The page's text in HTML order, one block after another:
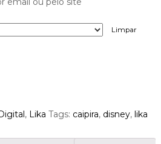
Limpar
, Lika Tags: caipira, disney, lika